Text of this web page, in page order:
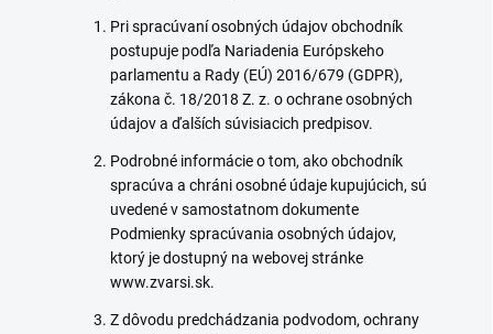
Pri spracúvaní osobných údajov obchodník
postupuje podľa Nariadenia Európskeho
parlamentu a Rady (EÚ) 2016/679 (GDPR),
zákona č. 18/2018 Z. z. o ochrane osobných
údajov a ďalších súvisiacich predpisov.
Podrobné informácie o tom, ako obchodník
spracúva a chráni osobné údaje kupujúcich, sú
uvedené v samostatnom dokumente
Podmienky spracúvania osobných údajov,
ktorý je dostupný na webovej stránke
www.zvarsi.sk.
Z dôvodu predchádzania podvodom, ochrany